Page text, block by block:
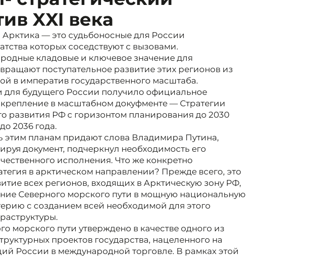
XXI века
— это судьбоносные для России
которых соседствуют с вызовами.
кладовые и ключевое значение для
поступательное развитие этих регионов из
в императив государственного масштаба.
для будущего России получило официальное
в масштабном докуфменте — Стратегии
развития РФ с горизонтом планирования до 2030
2036 года.
этим планам придают слова Владимира Путина,
документ, подчеркнул необходимость его
исполнения. Что же конкретно
в арктическом направлении? Прежде всего, это
всех регионов, входящих в Арктическую зону РФ,
Северного морского пути в мощную национальную
с созданием всей необходимой для этого
морского пути утверждено в качестве одного из
проектов государства, нацеленного на
России в международной торговле. В рамках этой